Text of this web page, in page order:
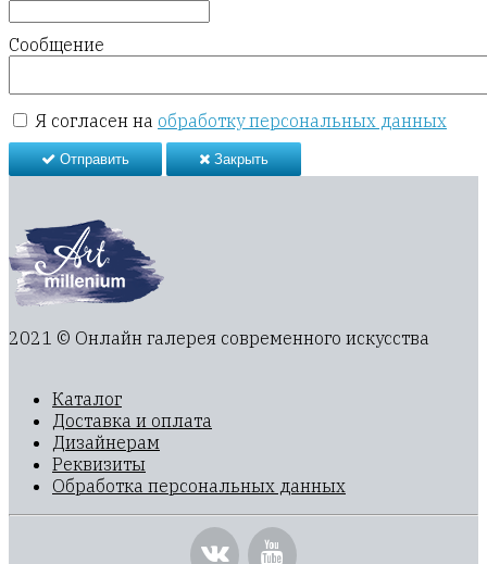
Сообщение
Я согласен на обработку персональных данных
Отправить Закрыть
2021 © Онлайн галерея современного искусства
Каталог
Доставка и оплата
Дизайнерам
Реквизиты
Обработка персональных данных